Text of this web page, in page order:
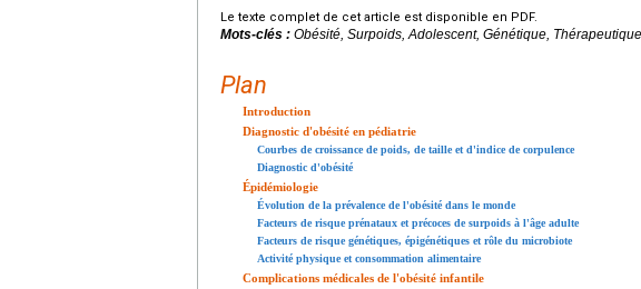
Le texte complet de cet article est disponible en PDF.
Mots-clés : Obésité, Surpoids, Adolescent, Génétique,
Plan
Introduction
Diagnostic d'obésité en pédiatrie
Courbes de croissance de poids, de taille et d'indice de corpulence
Diagnostic d'obésité
Épidémiologie
Évolution de la prévalence de l'obésité dans le monde
Facteurs de risque prénataux et précoces de surpoids à l'âge adulte
Facteurs de risque génétiques, épigénétiques et rôle du microbiote
Activité physique et consommation alimentaire
Complications médicales de l'obésité infantile